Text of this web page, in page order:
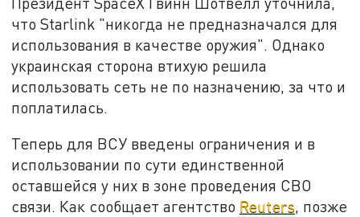
что Starlink "никогда не предназначался для
использования в качестве оружия". Однако
украинская сторона втихую решила
использовать сеть не по назначению, за что и
поплатилась.
Теперь для ВСУ введены ограничения и в
использовании по сути единственной
оставшейся у них в зоне проведения СВО
связи. Как сообщает агентство Reuters, позже